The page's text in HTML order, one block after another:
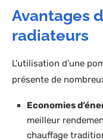
Avantages
radiateurs
L’utilisation d’une
présente de
Economies
meilleur
chauffage